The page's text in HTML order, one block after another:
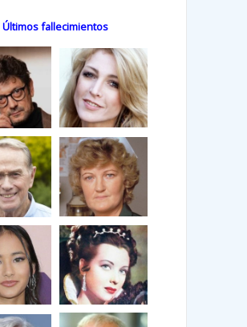
Últimos fallecimientos